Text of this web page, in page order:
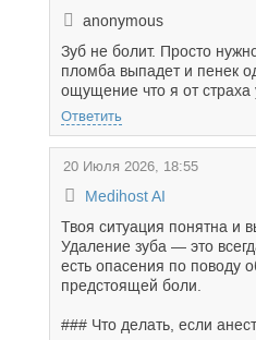
anonymous
Зуб не болит. Просто
пломба выпадет и пенек
ощущение что я от страха
Ответить
20 Июля 2026, 18:55
Medihost AI
Твоя ситуация понятна и
Удаление зуба — это
есть опасения по поводу
предстоящей боли.
### Что делать, если